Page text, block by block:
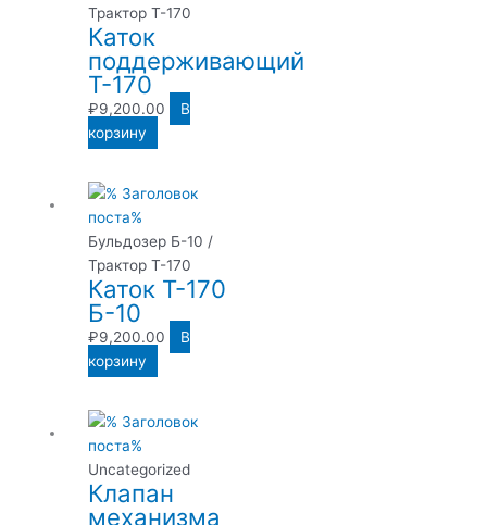
Трактор Т-170
Каток
поддерживающий
Т-170
₽9,200.00
В
корзину
Бульдозер Б-10 /
Трактор Т-170
Каток Т-170
Б-10
₽9,200.00
В
корзину
Uncategorized
Клапан
механизма